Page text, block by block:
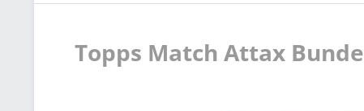
Topps Match Attax